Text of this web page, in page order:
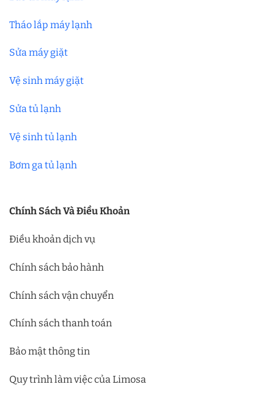
Tháo lắp máy lạnh
Sửa máy giặt
Vệ sinh máy giặt
Sửa tủ lạnh
Vệ sinh tủ lạnh
Bơm ga tủ lạnh
Chính Sách Và Điều Khoản
Điều khoản dịch vụ
Chính sách bảo hành
Chính sách vận chuyển
Chính sách thanh toán
Bảo mật thông tin
Quy trình làm việc của Limosa